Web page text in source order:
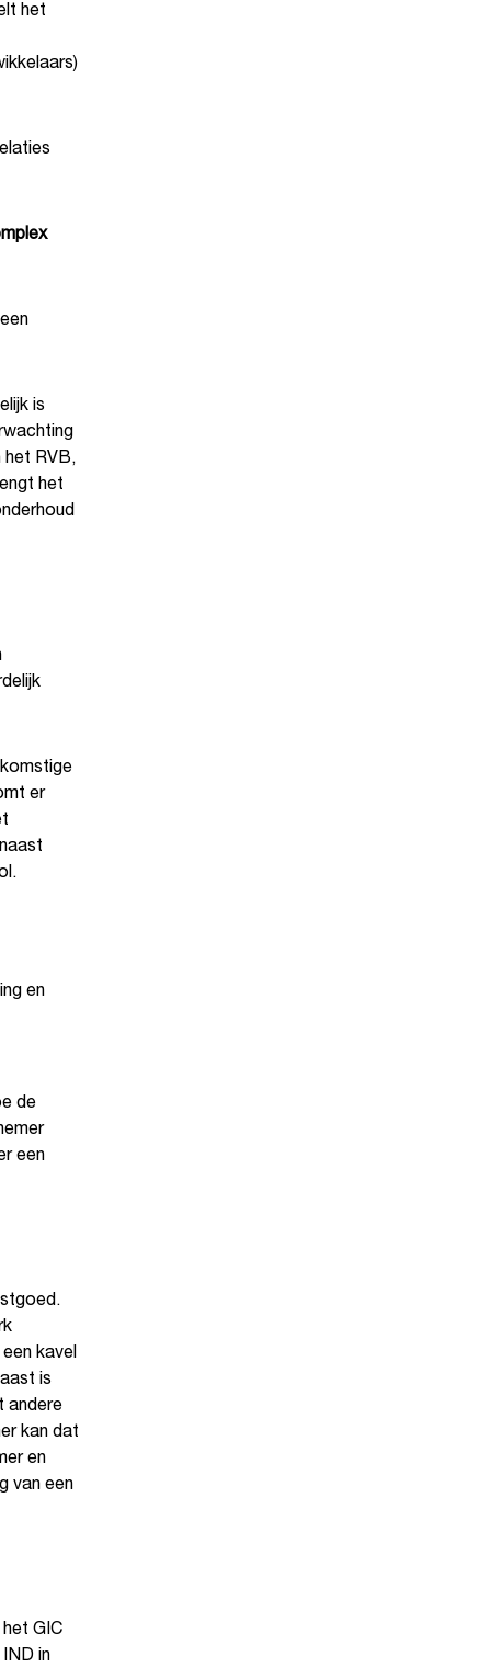
het
is
het RVB,
het
er
en
de
een
kavel
is
andere
kan dat
en
van een
GIC
in